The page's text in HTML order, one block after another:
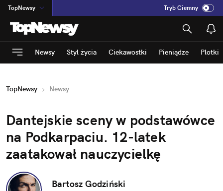
TopNewsy
na:Temat
INN:Poland
ASZ:dziennik
dad:HERO
Tryb Ciemny
Newsy Styl życia Ciekawostki Pieniądze Plotki
TopNewsy Newsy
Dantejskie sceny w podstawówce
na Podkarpaciu. 12-latek
zaatakował nauczycielkę
Bartosz Godziński